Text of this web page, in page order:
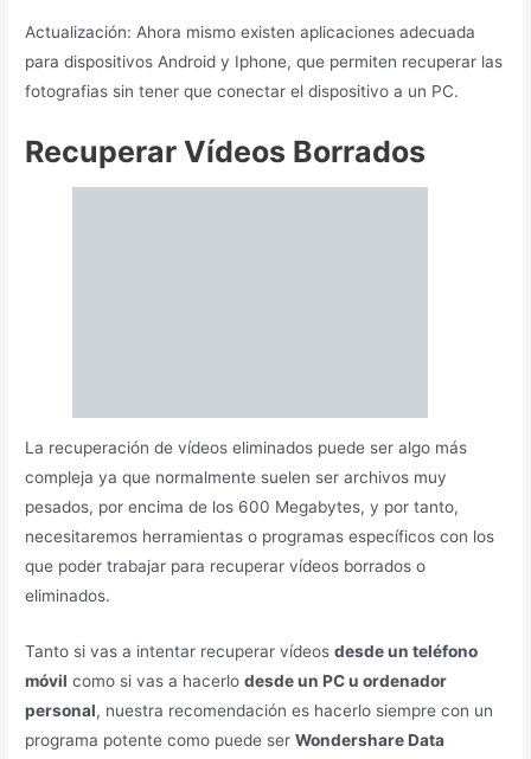
Tanto si vas a intentar recuperar vídeosdesde un teléfono
móvilcomo si vas a hacerlodesde un PC u ordenador
personal
, nuestra recomendación es hacerlo siempre con un
programa potente como puede serWondershare Data
Recovery. Estos son de momento los que según nuestros
lectores les han dado mejores resultados, aunque no hay que
Recuperar Datos en Discos
Duros
Recuperar datos desde un disco duro